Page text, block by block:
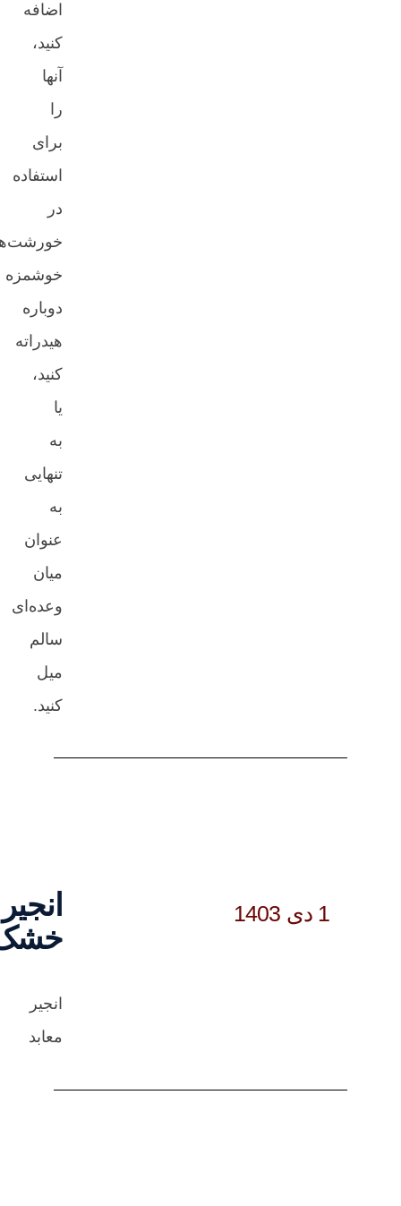
اضافه
کنید،
برای
استفاده
خورشت‌های
خوشمزه
دوباره
هیدراته
کنید،
تنهایی
عنوان
میان
وعده‌ای
سالم
میل
کنید.
انجیر
خشک
انجیر
معابد